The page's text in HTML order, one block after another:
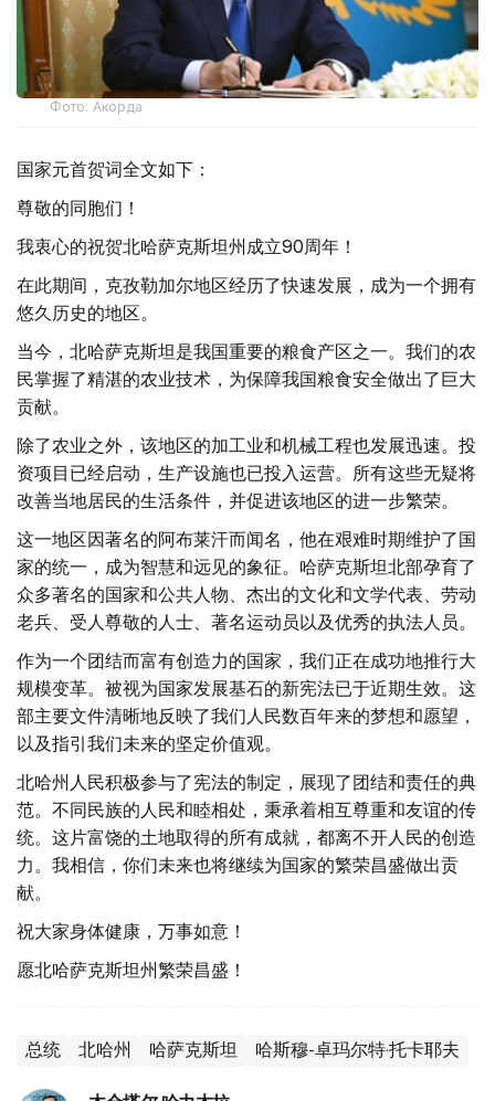
Фото: Акорда
国家元首贺词全文如下：
尊敬的同胞们！
我衷心的祝贺北哈萨克斯坦州成立90周年！
在此期间，克孜勒加尔地区经历了快速发展，成为一个拥有
悠久历史的地区。
当今，北哈萨克斯坦是我国重要的粮食产区之一。我们的农
民掌握了精湛的农业技术，为保障我国粮食安全做出了巨大
贡献。
除了农业之外，该地区的加工业和机械工程也发展迅速。投
资项目已经启动，生产设施也已投入运营。所有这些无疑将
改善当地居民的生活条件，并促进该地区的进一步繁荣。
这一地区因著名的阿布莱汗而闻名，他在艰难时期维护了国
家的统一，成为智慧和远见的象征。哈萨克斯坦北部孕育了
众多著名的国家和公共人物、杰出的文化和文学代表、劳动
老兵、受人尊敬的人士、著名运动员以及优秀的执法人员。
作为一个团结而富有创造力的国家，我们正在成功地推行大
规模变革。被视为国家发展基石的新宪法已于近期生效。这
部主要文件清晰地反映了我们人民数百年来的梦想和愿望，
以及指引我们未来的坚定价值观。
北哈州人民积极参与了宪法的制定，展现了团结和责任的典
范。不同民族的人民和睦相处，秉承着相互尊重和友谊的传
统。这片富饶的土地取得的所有成就，都离不开人民的创造
力。我相信，你们未来也将继续为国家的繁荣昌盛做出贡
献。
祝大家身体健康，万事如意！
愿北哈萨克斯坦州繁荣昌盛！
总统 北哈州 哈萨克斯坦 哈斯穆-卓玛尔特·托卡耶夫